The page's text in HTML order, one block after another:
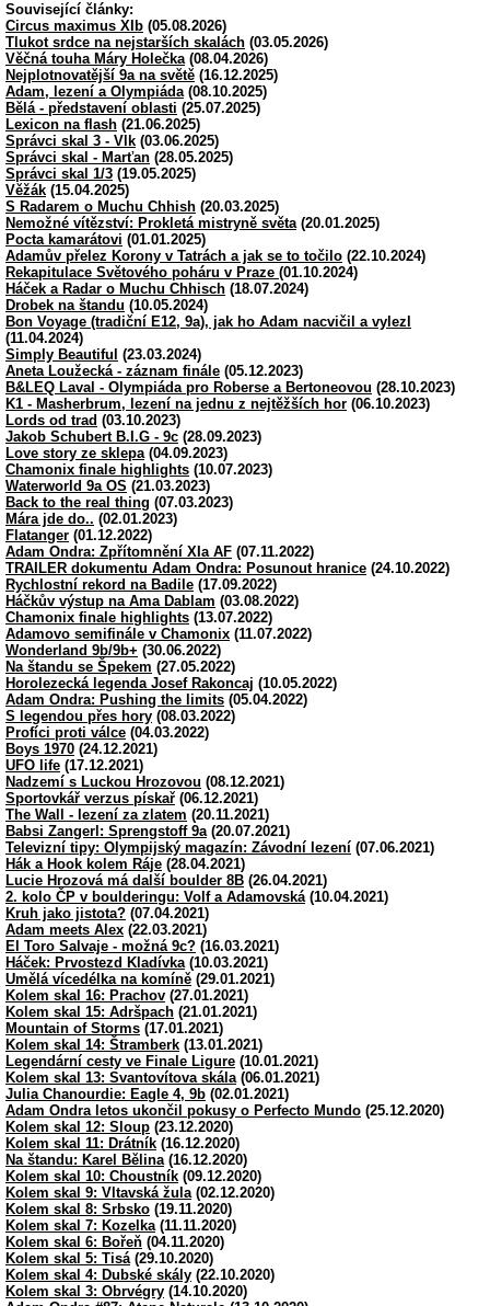
Související články:
Circus maximus XIb (05.08.2026)
Tlukot srdce na nejstarších skalách (03.05.2026)
Věčná touha Máry Holečka(08.04.2026)
Nejplotnovatější 9a na světě (16.12.2025)
Adam, lezení a Olympiáda(08.10.2025)
Bělá - představení oblasti (25.07.2025)
Lexicon na flash (21.06.2025)
Správci skal 3 - Vlk (03.06.2025)
Správci skal - Marťan (28.05.2025)
Správci skal 1/3 (19.05.2025)
Věžák (15.04.2025)
S Radarem o Muchu Chhish (20.03.2025)
Nemožné vítězství: Prokletá mistryně světa(20.01.2025)
Pocta kamarátovi (01.01.2025)
Adamův přelez Korony v Tatrách a jak se to točilo (22.10.2024)
Rekapitulace Světového poháru v Praze (01.10.2024)
Háček a Radar o Muchu Chhisch (18.07.2024)
Drobek na štandu (10.05.2024)
Bon Voyage (tradiční E12, 9a), jak ho Adam nacvičil a vylezl
(11.04.2024)
Simply Beautiful (23.03.2024)
Aneta Loužecká - záznam finále (05.12.2023)
B&LEQ Laval - Olympiáda pro Roberse a Bertoneovou (28.10.2023)
K1 - Masherbrum, lezení na jednu z nejtěžších hor (06.10.2023)
Lords od trad (03.10.2023)
Jakob Schubert B.I.G - 9c (28.09.2023)
Love story ze sklepa(04.09.2023)
Chamonix finale highlights (10.07.2023)
Waterworld 9a OS (21.03.2023)
Back to the real thing (07.03.2023)
Mára jde do.. (02.01.2023)
Flatanger (01.12.2022)
Adam Ondra: Zpřítomnění XIa AF (07.11.2022)
TRAILER dokumentu Adam Ondra: Posunout hranice (24.10.2022)
Rychlostní rekord na Badile (17.09.2022)
Háčkův výstup na Ama Dablam (03.08.2022)
Chamonix finale highlights (13.07.2022)
Adamovo semifinále v Chamonix (11.07.2022)
Wonderland 9b/9b+ (30.06.2022)
Na štandu se Špekem (27.05.2022)
Horolezecká legenda Josef Rakoncaj (10.05.2022)
Adam Ondra: Pushing the limits (05.04.2022)
S legendou přes hory (08.03.2022)
Profíci proti válce (04.03.2022)
Boys 1970 (24.12.2021)
UFO life (17.12.2021)
Nadzemí s Luckou Hrozovou (08.12.2021)
Sportovkář verzus pískař (06.12.2021)
The Wall - lezení za zlatem (20.11.2021)
Babsi Zangerl: Sprengstoff 9a(20.07.2021)
Televizní tipy: Olympijský magazín: Závodní lezení (07.06.2021)
Hák a Hook kolem Ráje (28.04.2021)
Lucie Hrozová má další boulder 8B (26.04.2021)
2. kolo ČP v boulderingu: Volf a Adamovská(10.04.2021)
Kruh jako jistota? (07.04.2021)
Adam meets Alex (22.03.2021)
El Toro Salvaje - možná 9c? (16.03.2021)
Háček: Prvostezd Kladívka(10.03.2021)
Umělá vícedélka na komíně (29.01.2021)
Kolem skal 16: Prachov (27.01.2021)
Kolem skal 15: Adršpach (21.01.2021)
Mountain of Storms (17.01.2021)
Kolem skal 14: Štramberk (13.01.2021)
Legendární cesty ve Finale Ligure (10.01.2021)
Kolem skal 13: Svantovítova skála(06.01.2021)
Julia Chanourdie: Eagle 4, 9b (02.01.2021)
Adam Ondra letos ukončil pokusy o Perfecto Mundo (25.12.2020)
Kolem skal 12: Sloup (23.12.2020)
Kolem skal 11: Drátník (16.12.2020)
Na štandu: Karel Bělina(16.12.2020)
Kolem skal 10: Choustník (09.12.2020)
Kolem skal 9: Vltavská žula(02.12.2020)
Kolem skal 8: Srbsko (19.11.2020)
Kolem skal 7: Kozelka(11.11.2020)
Kolem skal 6: Bořeň (04.11.2020)
Kolem skal 5: Tisá(29.10.2020)
Kolem skal 4: Dubské skály (22.10.2020)
Kolem skal 3: Obrvégry (14.10.2020)